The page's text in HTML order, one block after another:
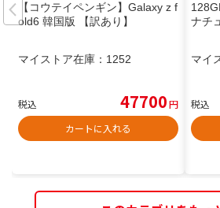
【コウテイペンギン】Galaxy z f
old6 韓国版 【訳あり】
マイストア在庫： 1252
税込 47700円
カートに入れる
ナチ
マイ
税込